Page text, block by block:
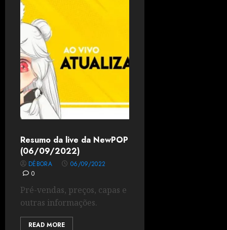
Resumo da live da NewPOP
(06/09/2022)
DÉBORA
06/09/2022
0
Pré-vendas, preços, capas e
outras informações.
READ MORE